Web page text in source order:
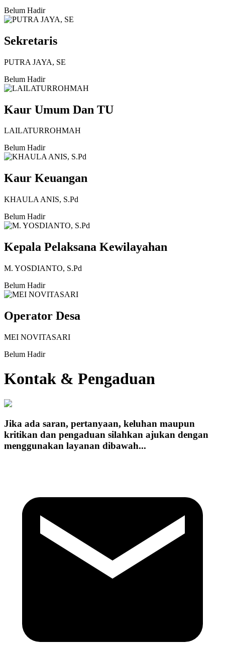
Belum Hadir
Sekretaris
PUTRA JAYA, SE
Belum Hadir
Kaur Umum Dan TU
LAILATURROHMAH
Belum Hadir
Kaur Keuangan
KHAULA ANIS, S.Pd
Belum Hadir
Kepala Pelaksana Kewilayahan
M. YOSDIANTO, S.Pd
Belum Hadir
Operator Desa
MEI NOVITASARI
Belum Hadir
Kontak & Pengaduan
Jika ada saran, pertanyaan, keluhan maupun
kritikan dan pengaduan silahkan ajukan dengan
menggunakan layanan dibawah...